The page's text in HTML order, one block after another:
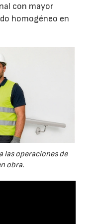
con mayor
homogéneo en
las operaciones de
obra.